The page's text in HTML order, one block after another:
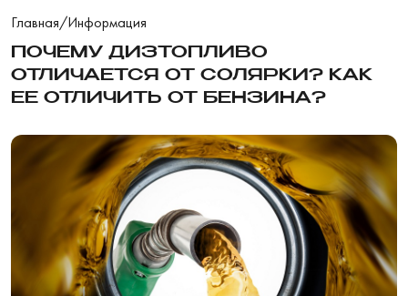
Главная/Информация
ПОЧЕМУ ДИЗТОПЛИВО
ОТЛИЧАЕТСЯ ОТ СОЛЯРКИ? КАК
ЕЕ ОТЛИЧИТЬ ОТ БЕНЗИНА?